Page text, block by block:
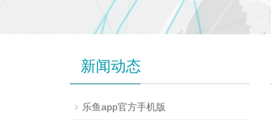
新闻动态
乐鱼app官方手机版